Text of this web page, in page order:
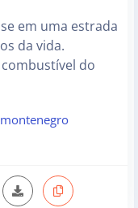
em uma estrada
da vida.
do